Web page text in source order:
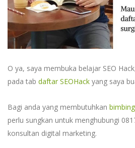
O ya, saya membuka belajar SEO
pada tab daftar SEOHack yang saya
Bagi anda yang membutuhkan
perlu sungkan untuk menghubungi
konsultan digital marketing.